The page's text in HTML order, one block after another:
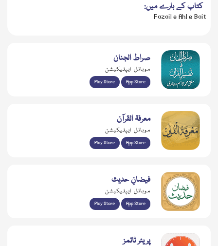
کتاب کے بارے میں:
Fazail e Ahl e Bait
صراط الجنان
موبائل ایپلیکیشن
Play Store App Store
معرفۃ القرآن
موبائل ایپلیکیشن
Play Store App Store
فیضانِ حدیث
موبائل ایپلیکیشن
Play Store App Store
پریئر ٹائمز